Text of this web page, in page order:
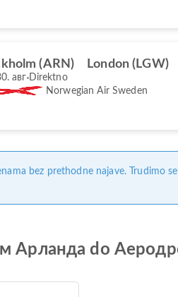
(ARN) London (LGW)
авг Direktno
Norwegian Air Sweden
bez prethodne najave. Trudimo
Арланда do